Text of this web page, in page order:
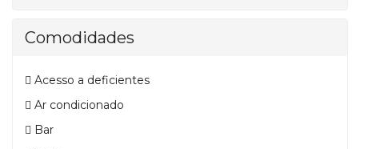
Comodidades
Acesso a deficientes
Ar condicionado
Bar